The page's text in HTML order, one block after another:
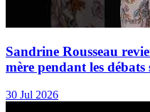
Sandrine Rousseau
mère pendant les
30 Jul 2026